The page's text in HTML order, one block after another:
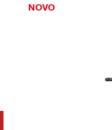
NOVO